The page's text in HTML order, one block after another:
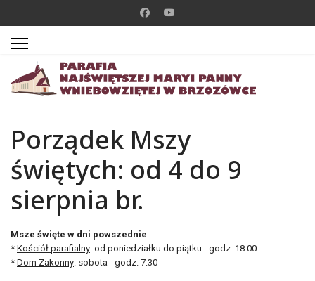
Porządek Mszy
świętych: od 4 do 9
sierpnia br.
Msze święte w dni powszednie
* Kościół parafialny: od poniedziałku do piątku - godz. 18:00
* Dom Zakonny: sobota - godz. 7:30